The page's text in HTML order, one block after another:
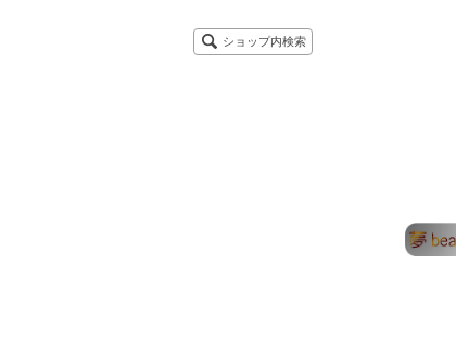
ショップ内検索